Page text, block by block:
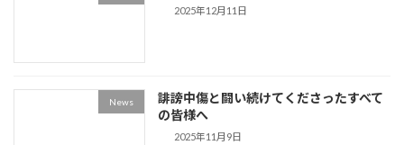
2025年12月11日
News
誹謗中傷と闘い続けてくださったすべて
の皆様へ
2025年11月9日